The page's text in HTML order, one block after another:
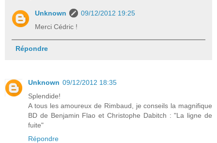
Unknown
09/12/2012 19:25
Merci Cédric !
Répondre
Unknown 09/12/2012 18:35
Splendide!
A tous les amoureux de Rimbaud, je conseils la magnifique
BD de Benjamin Flao et Christophe Dabitch : "La ligne de
fuite"
Répondre